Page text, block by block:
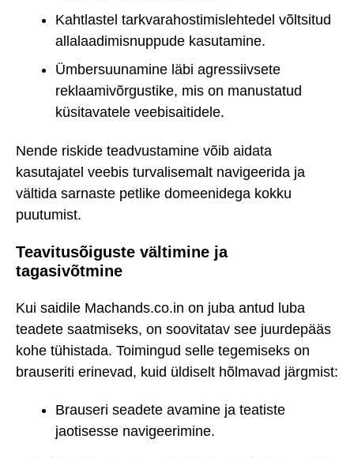
Kahtlastel tarkvarahostimislehtedel võltsitud
allalaadimisnuppude kasutamine.
Ümbersuunamine läbi agressiivsete
reklaamivõrgustike, mis on manustatud
küsitavatele veebisaitidele.
Nende riskide teadvustamine võib aidata
kasutajatel veebis turvalisemalt navigeerida ja
vältida sarnaste petlike domeenidega kokku
puutumist.
Teavitusõiguste vältimine ja
tagasivõtmine
Kui saidile Machands.co.in on juba antud luba
teadete saatmiseks, on soovitatav see juurdepääs
kohe tühistada. Toimingud selle tegemiseks on
brauseriti erinevad, kuid üldiselt hõlmavad järgmist:
Brauseri seadete avamine ja teatiste
jaotisesse navigeerimine.